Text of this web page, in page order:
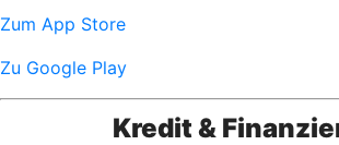
Zum App Store
Zu Google Play
Kredit &